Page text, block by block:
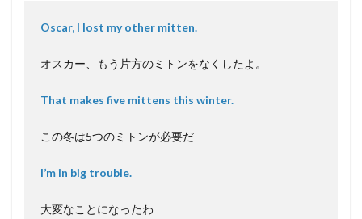
Oscar, I lost my other mitten.
オスカー、もう片方のミトンをなくしたよ。
That makes five mittens this winter.
この冬は5つのミトンが必要だ
I’m in big trouble.
大変なことになったわ